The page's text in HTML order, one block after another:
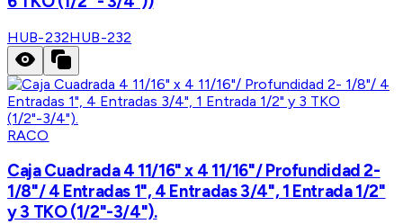
HUB-232HUB-232
RACO
Caja Cuadrada 4 11/16" x 4 11/16"/ Profundidad 2-
1/8"/ 4 Entradas 1", 4 Entradas 3/4", 1 Entrada 1/2"
y 3 TKO (1/2"-3/4").